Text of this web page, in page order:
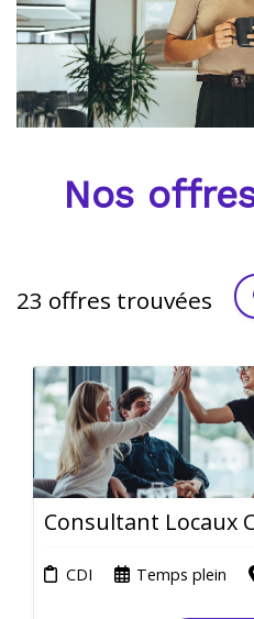
Nos
23 offres trouvées
Consultant Locaux
CDI Temps plein